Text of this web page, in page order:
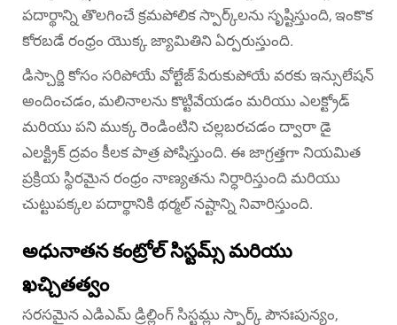
పదార్థాన్ని తొలగించే క్రమపోలిక స్పార్క్‌లను సృష్టిస్తుంది, ఇంకొక
కోరబడే రంధ్రం యొక్క జ్యామితిని ఏర్పరుస్తుంది.
డిస్చార్జి కోసం సరిపోయే వోల్టేజ్ పేరుకుపోయే వరకు ఇన్సులేషన్
అందించడం, మలినాలను కొట్టివేయడం మరియు ఎలక్ట్రోడ్
మరియు పని ముక్క రెండింటిని చల్లబరచడం ద్వారా డై
ఎలక్ట్రిక్ ద్రవం కీలక పాత్ర పోషిస్తుంది. ఈ జాగ్రత్తగా నియమిత
ప్రక్రియ స్థిరమైన రంధ్రం నాణ్యతను నిర్ధారిస్తుంది మరియు
చుట్టుపక్కల పదార్థానికి థర్మల్ నష్టాన్ని నివారిస్తుంది.
అధునాతన కంట్రోల్ సిస్టమ్స్ మరియు
ఖచ్చితత్వం
సరసమైన ఎడిఎమ్ డ్రిల్లింగ్ సిస్టమ్లు స్పార్క్ పౌనఃపున్యం,